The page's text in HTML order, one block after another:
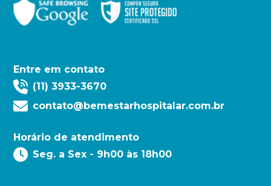
Entre em contato
(11) 3933-3670
contato@bemestarhospitalar.com.br
Horário de atendimento
Seg. a Sex - 9h00 às 18h00